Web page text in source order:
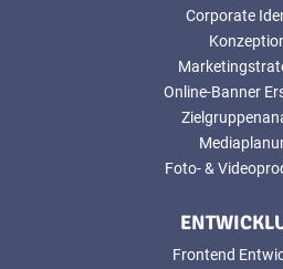
Corporate
Online-Banner
Foto- &
Frontend